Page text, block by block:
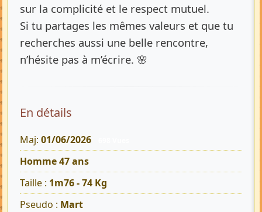
sur la complicité et le respect mutuel.
Si tu partages les mêmes valeurs et que tu
recherches aussi une belle rencontre,
n’hésite pas à m’écrire. 🌸
En détails
Maj: 01/06/2026
Homme 47 ans
Taille : 1m76 - 74 Kg
Pseudo : Mart